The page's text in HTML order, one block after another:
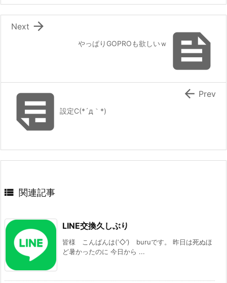

やっぱりGOPROも欲しいｗ

Next
設定C(*´д｀*)
 Prev
 関連記事
LINE交換久しぶり
皆様 こんばんは(‘◇’)ゞburuです。 昨日は死ぬほ
ど暑かったのに 今日から ...